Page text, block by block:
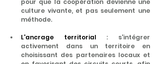
culture vivante, et pas seulement une
méthode.
L'ancrage territorial : s'intégrer
activement dans un territoire en
choisissant des partenaires locaux et